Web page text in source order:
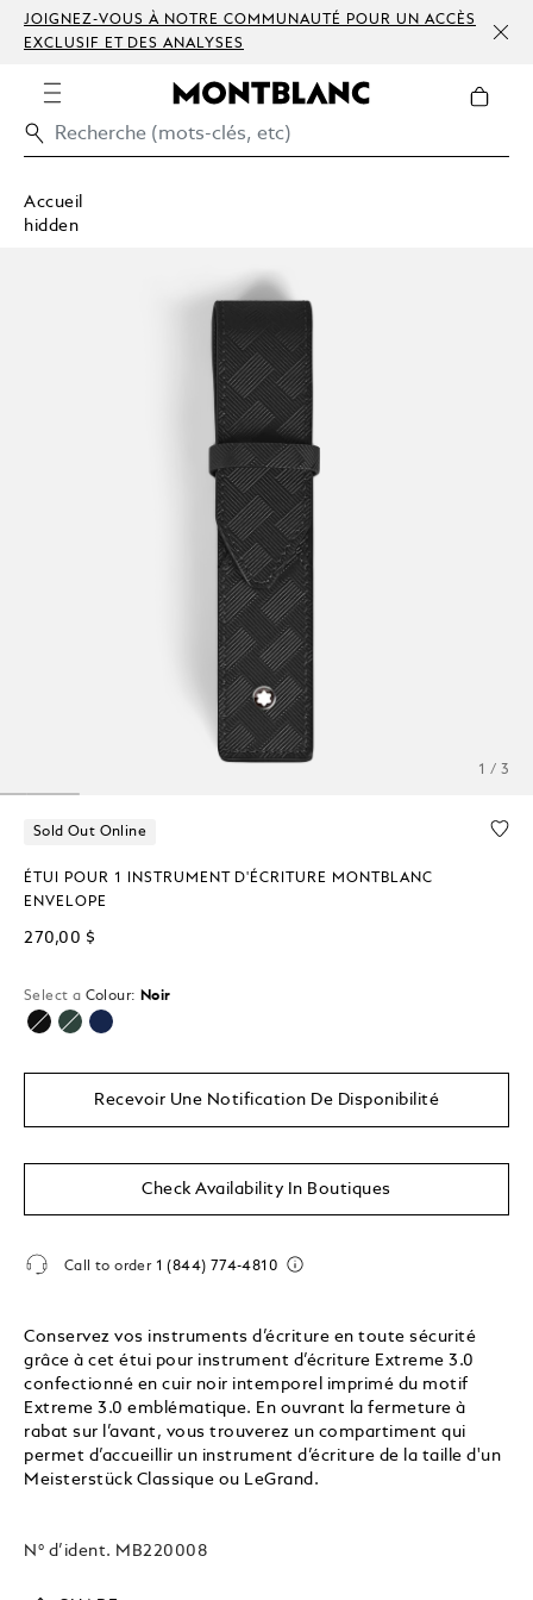
JOIGNEZ-VOUS À NOTRE COMMUNAUTÉ POUR UN ACCÈS
EXCLUSIF ET DES ANALYSES
Accueil
hidden
1 / 3
Sold Out Online
ÉTUI POUR 1 INSTRUMENT D'ÉCRITURE MONTBLANC
ENVELOPE
270,00 $
Select a Colour: Noir
sélectionné
Recevoir Une Notification De Disponibilité
Check Availability In Boutiques
Call to order 1 (844) 774-4810
Conservez vos instruments d’écriture en toute sécurité
grâce à cet étui pour instrument d’écriture Extreme 3.0
confectionné en cuir noir intemporel imprimé du motif
Extreme 3.0 emblématique. En ouvrant la fermeture à
rabat sur l’avant, vous trouverez un compartiment qui
permet d’accueillir un instrument d’écriture de la taille d'un
Meisterstück Classique ou LeGrand.
N° d’ident. MB220008